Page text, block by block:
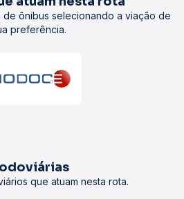
de ônibus selecionando a viação de
preferência.
que atuam nesta rota.